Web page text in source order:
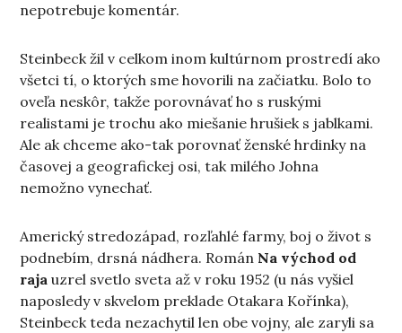
nepotrebuje komentár.
Steinbeck žil v celkom inom kultúrnom prostredí ako
všetci tí, o ktorých sme hovorili na začiatku. Bolo to
oveľa neskôr, takže porovnávať ho s ruskými
realistami je trochu ako miešanie hrušiek s jablkami.
Ale ak chceme ako-tak porovnať ženské hrdinky na
časovej a geografickej osi, tak milého Johna
nemožno vynechať.
Americký stredozápad, rozľahlé farmy, boj o život s
podnebím, drsná nádhera. Román Na východ od
raja uzrel svetlo sveta až v roku 1952 (u nás vyšiel
naposledy v skvelom preklade Otakara Kořínka),
Steinbeck teda nezachytil len obe vojny, ale zaryli sa